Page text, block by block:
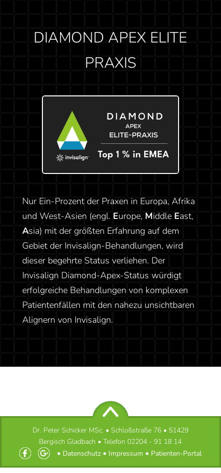
DIAMOND APEX ELITE
PRAXIS
Nur Ein-Prozent der Praxen in Europa, Afrika
und West-Asien (engl. Europe, Middle East,
Asia) mit der größten Erfahrung auf dem
Gebiet der Invisalign-Behandlungen, wird
dieser begehrte Status verliehen. Der
Invisalign Diamond-Apex-Status würdigt
erfolgreiche Behandlungen von komplexen
Patientenfällen mit den nahezu unsichtbaren
Alignern von Invisalign.
Dr. Peter Schicker MSc. • Schloßstraße 76 • 51429
Bergisch Gladbach • Telefon02204 - 91 18 14
• Datenschutz • Impressum • Patienten-Portal